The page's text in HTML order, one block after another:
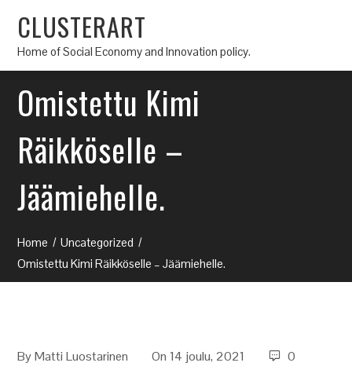
CLUSTERART
Home of Social Economy and Innovation policy.
Omistettu Kimi
Räikköselle –
Jäämiehelle.
Home
Uncategorized
Omistettu Kimi Räikköselle – Jäämiehelle.
ByMatti Luostarinen On 14 joulu, 2021
0